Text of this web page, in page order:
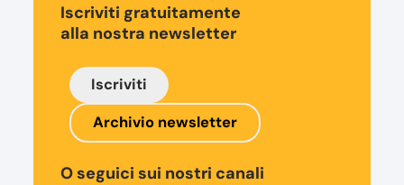
Iscriviti gratuitamente
alla nostra newsletter
Iscriviti
Archivio newsletter
O seguici sui nostri canali